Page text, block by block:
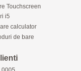
Touchscreen
i5
calculator
de bare